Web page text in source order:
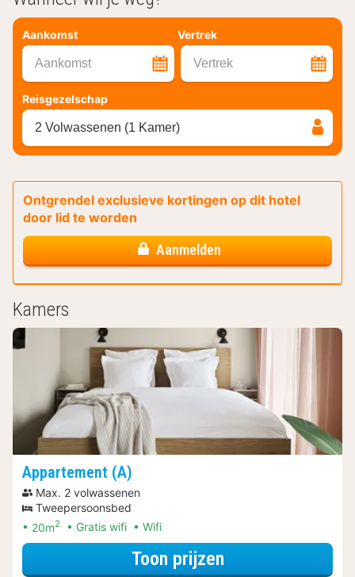
Aankomst Vertrek
Aankomst Vertrek
Reisgezelschap
2 Volwassenen (1 Kamer)
Ontgrendel exclusieve kortingen op dit hotel
door lid te worden
Aanmelden
Kamers
Appartement (A)
Max. 2 volwassenen
Tweepersoonsbed
20m2 Gratis wifi Wifi
Toon prijzenvoor